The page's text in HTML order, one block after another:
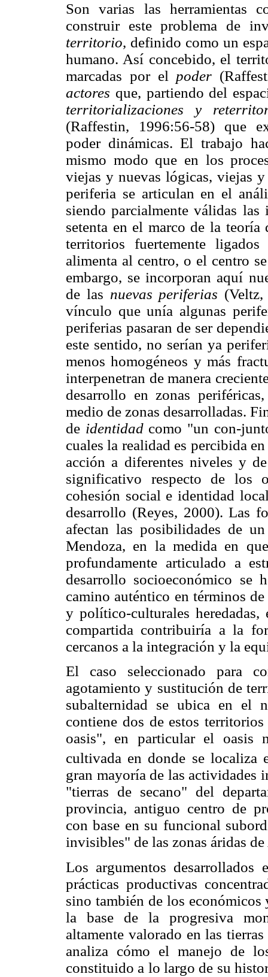
Son varias las herramientas
construir este problema de
territorio, definido como un
humano. Así concebido, el
marcadas por el poder
actores que, partiendo del
territorializaciones y
(Raffestin, 1996:56-58) que
poder dinámicas. El trabajo
mismo modo que en los
viejas y nuevas lógicas, viejas
periferia se articulan en el
siendo parcialmente válidas las
setenta en el marco de la teoría
territorios fuertemente
alimenta al centro, o el centro
embargo, se incorporan aquí
de las nuevas periferias
vínculo que unía algunas
periferias pasaran de ser
este sentido, no serían ya
menos homogéneos y más
interpenetran de manera
desarrollo en zonas
medio de zonas desarrolladas.
de identidadcomo "un con-
cuales la realidad es percibida
acción a diferentes niveles y
significativo respecto de los
cohesión social e identidad
desarrollo (Reyes, 2000). Las
afectan las posibilidades de
Mendoza, en la medida en
profundamente articulado a
desarrollo socioeconómico se
camino auténtico en términos
y político-culturales
compartida contribuiría a la
cercanos a la integración y la
El caso seleccionado para
agotamiento y sustitución de
subalternidad se ubica en el
contiene dos de estos
oasis", en particular el oasis
cultivada en donde se localiza
gran mayoría de las actividades
"tierras de secano" del
provincia, antiguo centro de
con base en su funcional
invisibles" de las zonas áridas
Los argumentos
prácticas productivas
sino también de los
la base de la progresiva
altamente valorado en las
analiza cómo el manejo de
constituido a lo largo de su